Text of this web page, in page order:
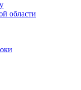
области